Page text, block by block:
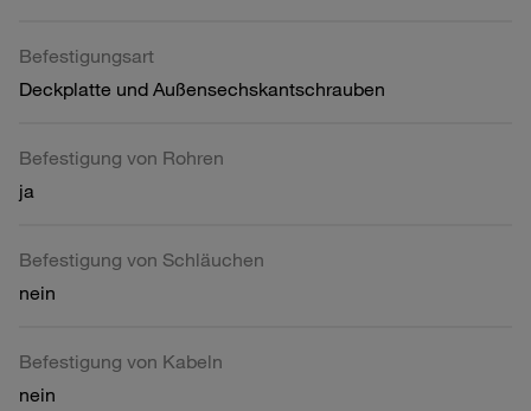
Befestigungsart
Deckplatte und Außensechskantschrauben
Befestigung von Rohren
ja
Befestigung von Schläuchen
nein
Befestigung von Kabeln
nein